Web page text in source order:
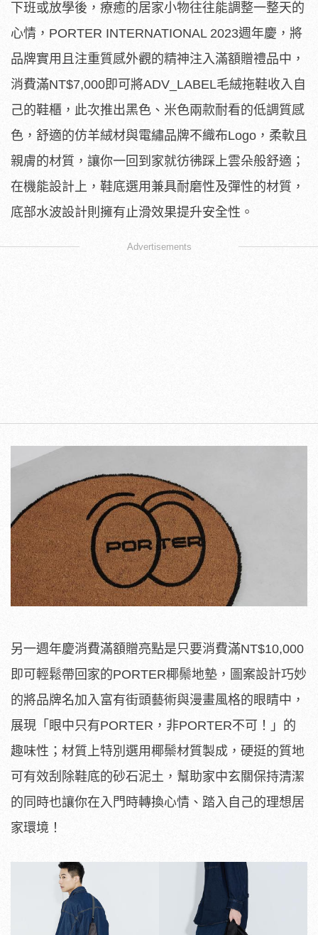
下班或放學後，療癒的居家小物往往能調整一整天的
心情，PORTER INTERNATIONAL 2023週年慶，將
品牌實用且注重質感外觀的精神注入滿額贈禮品中，
消費滿NT$7,000即可將ADV_LABEL毛絨拖鞋收入自
己的鞋櫃，此次推出黑色、米色兩款耐看的低調質感
色，舒適的仿羊絨材與電繡品牌不織布Logo，柔軟且
親膚的材質，讓你一回到家就彷彿踩上雲朵般舒適；
在機能設計上，鞋底選用兼具耐磨性及彈性的材質，
底部水波設計則擁有止滑效果提升安全性。
Advertisements
另一週年慶消費滿額贈亮點是只要消費滿NT$10,000
即可輕鬆帶回家的PORTER椰鬃地墊，圖案設計巧妙
的將品牌名加入富有街頭藝術與漫畫風格的眼睛中，
展現「眼中只有PORTER，非PORTER不可！」的
趣味性；材質上特別選用椰鬃材質製成，硬挺的質地
可有效刮除鞋底的砂石泥土，幫助家中玄關保持清潔
的同時也讓你在入門時轉換心情、踏入自己的理想居
家環境！